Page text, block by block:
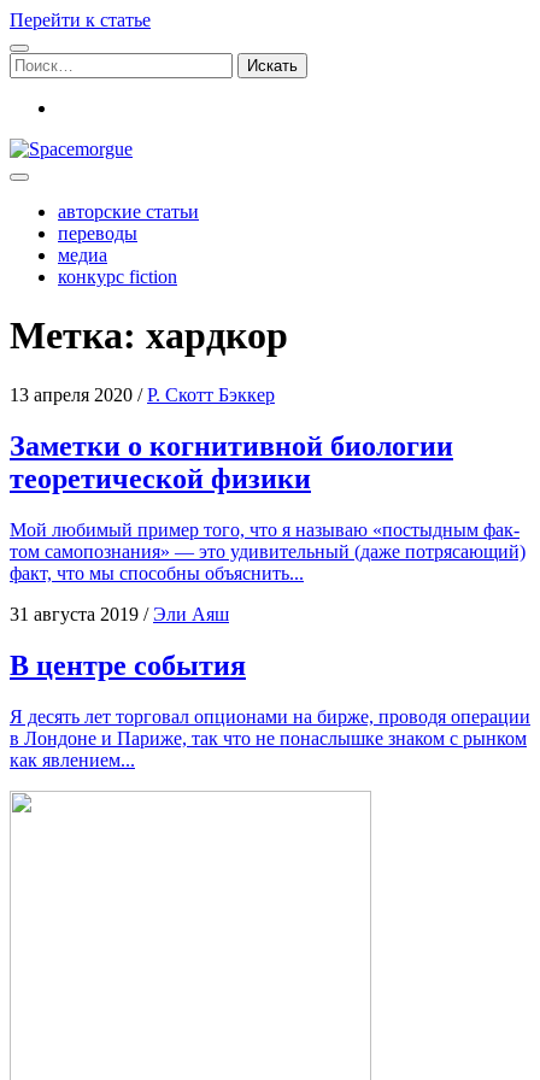
Перейти к статье
Поиск:
Spacemorgue
авторские статьи
переводы
медиа
конкурс fiction
Метка: хардкор
13 апреля 2020 /Р. Скотт Бэккер
Заметки о когнитивной биологии
теоретической физики
Мой люби­мый при­мер того, что я назы­ваю «постыд­ным фак­
том само­по­зна­ния» — это уди­ви­тель­ный (даже потря­са­ю­щий)
факт, что мы спо­соб­ны объяснить...
31 августа 2019 /Эли Аяш
В центре события
Я десять лет тор­го­вал опци­о­на­ми на бир­же, про­во­дя опе­ра­ции
в Лон­доне и Пари­же, так что не пона­слыш­ке зна­ком с рын­ком
как явлением...